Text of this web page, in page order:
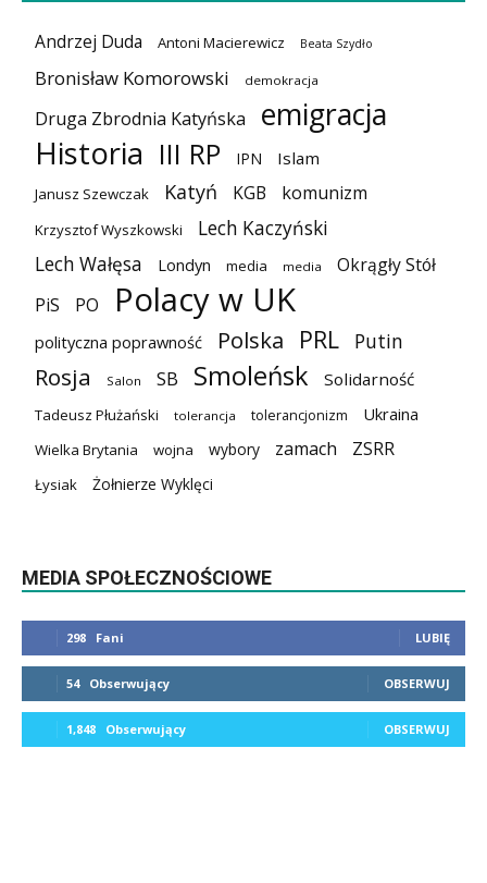
Andrzej Duda Antoni Macierewicz Beata Szydło
Bronisław Komorowski demokracja
Druga Zbrodnia Katyńska
emigracja
Historia III RP IPN Islam
Janusz Szewczak Katyń KGB komunizm
Krzysztof Wyszkowski
Lech Kaczyński
Lech Wałęsa
Londyn media media
Okrągły Stół
PiS
PO Polacy w UK
polityczna poprawność Polska PRL Putin
Rosja Salon SB Smoleńsk Solidarność
Tadeusz Płużański tolerancja tolerancjonizm Ukraina
Wielka Brytania wojna wybory zamach ZSRR
Łysiak Żołnierze Wyklęci
MEDIA SPOŁECZNOŚCIOWE
298 Fani LUBIĘ
54 Obserwujący OBSERWUJ
1,848 Obserwujący OBSERWUJ